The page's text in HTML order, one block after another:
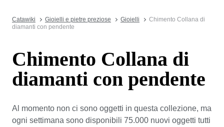
Catawiki Gioielli e pietre preziose Gioielli
Chimento Collana di
diamanti con pendente
Chimento Collana di
diamanti con pendente
Al momento non ci sono oggetti in questa collezione, ma
ogni settimana sono disponibili 75.000 nuovi oggetti tutti